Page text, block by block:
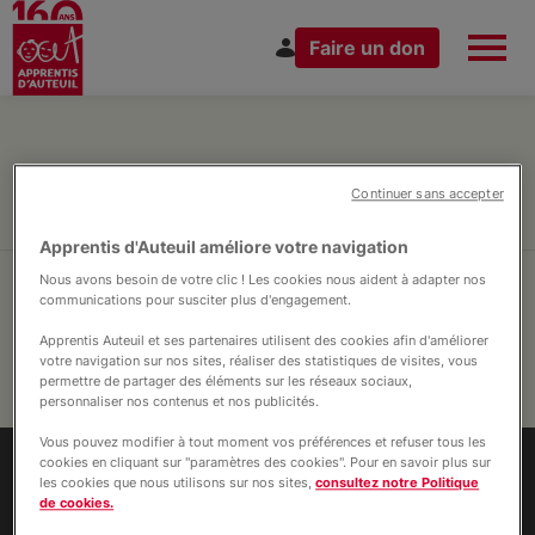
principal
Nous connaître
Nos actions
Nous rejoindre
Faire un don
Nos actualités UFA Industriel
Accompagnement des parents
Protection de l'enfance
Plaidoyer
Formation et insertion
Événements
Retrouvez-nous sur
Apprentis d'Auteuil améliore votre navigation
Nous avons besoin de votre clic ! Les cookies nous aident à adapter nos
communications pour susciter plus d'engagement.
Apprentis Auteuil et ses partenaires utilisent des cookies afin d'améliorer
votre navigation sur nos sites, réaliser des statistiques de visites, vous
permettre de partager des éléments sur les réseaux sociaux,
personnaliser nos contenus et nos publicités.
Vous pouvez modifier à tout moment vos préférences et refuser tous les
cookies en cliquant sur "paramètres des cookies". Pour en savoir plus sur
les cookies que nous utilisons sur nos sites,consultez notre Politique
de cookies.
Continuer sans accepter